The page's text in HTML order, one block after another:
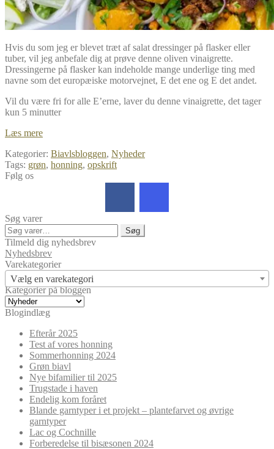
Hvis du som jeg er blevet træt af salat dressinger på flasker eller
tuber, vil jeg anbefale dig at prøve denne oliven vinaigrette.
Dressingerne på flasker kan indeholde mange underlige ting med
navne som det europæiske motorvejnet, E det ene og E det andet.
Vil du være fri for alle E’erne, laver du denne vinaigrette, det tager
kun 5 minutter
Læs mereOpskrift:
Vinaigrette
med
Kategorier: Biavlsbloggen, Nyheder
Tags: grøn, honning, opskrift
Følg os
Søg varer
Søg
efter:
Søg
Tilmeld dig nyhedsbrev
Nyhedsbrev
Varekategorier
Vælg en varekategori
Kategorier på bloggen
Kategorier
på
Blogindlæg
Efterår 2025
Test af vores honning
Sommerhonning 2024
Grøn biavl
Nye bifamilier til 2025
Trugstade i haven
Endelig kom foråret
Blande garntyper i et projekt – plantefarvet og øvrige
garntyper
Lac og Cochnille
Forberedelse til bisæsonen 2024